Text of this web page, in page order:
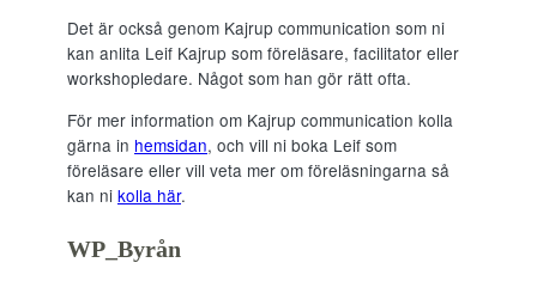
Det är också genom Kajrup communication som ni
kan anlita Leif Kajrup som föreläsare, facilitator eller
workshopledare. Något som han gör rätt ofta.
För mer information om Kajrup communication kolla
gärna in hemsidan, och vill ni boka Leif som
föreläsare eller vill veta mer om föreläsningarna så
kan ni kolla här.
WP_Byrån